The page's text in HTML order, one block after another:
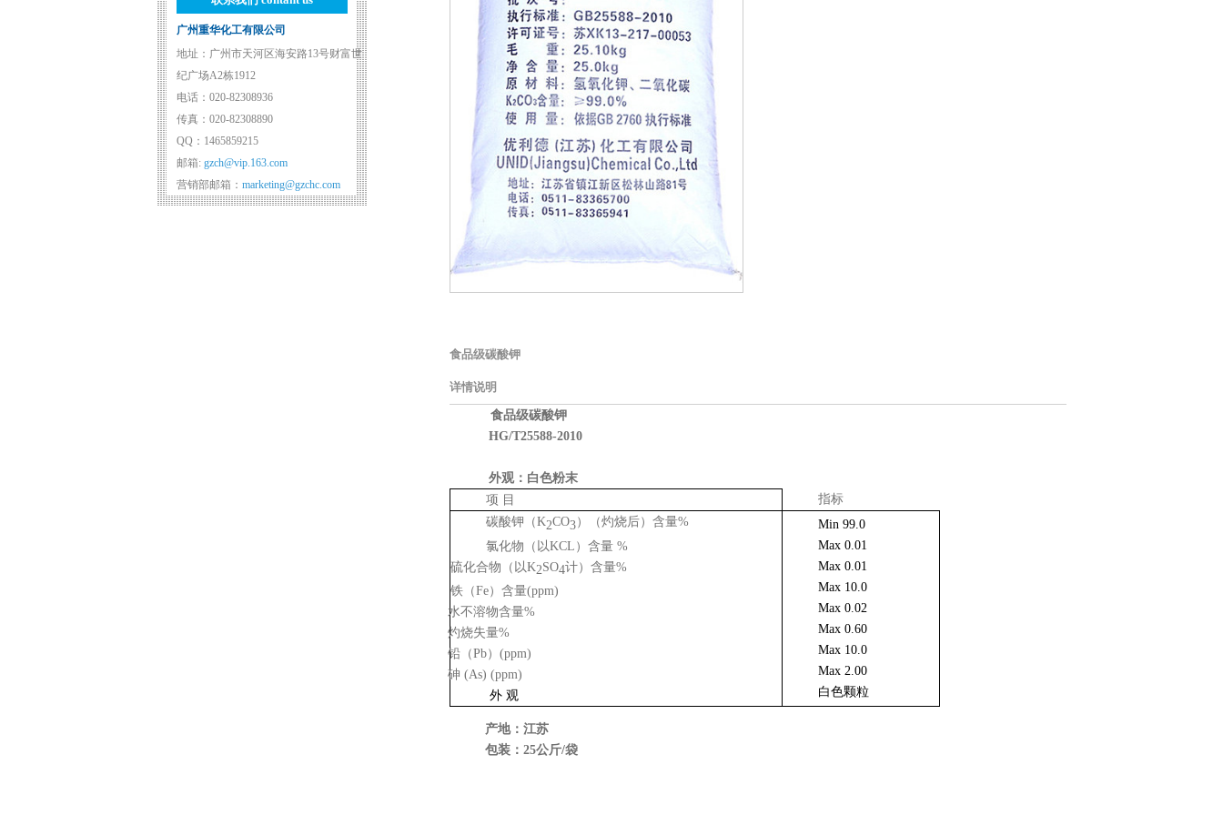
广州重华化工有限公司
地址：广州市天河区海安路13号财富世
纪广场A2栋1912
电话：020-82308936
传真：020-82308890
QQ：1465859215
邮箱: gzch@vip.163.com
营销部邮箱： marketing@gzchc.com
食品级碳酸钾
详情说明
食品级碳酸钾
HG/T25588-2010
外观：白色粉末
项 目
指标
碳酸钾（K2CO3）（灼烧后）含量%
氯化物（以KCL ）含量 %
硫化合物（以K2SO4计）含量%
铁（Fe）含量(ppm)
水不溶物含量%
灼烧失量%
铅（Pb） (ppm)
砷 (As) (ppm)
外 观
Min 99.0
Max 0.01
Max 0.01
Max 10.0
Max 0.02
Max 0.60
Max 10.0
Max 2.00
白色颗粒
产地：江苏
包装： 25公斤/袋